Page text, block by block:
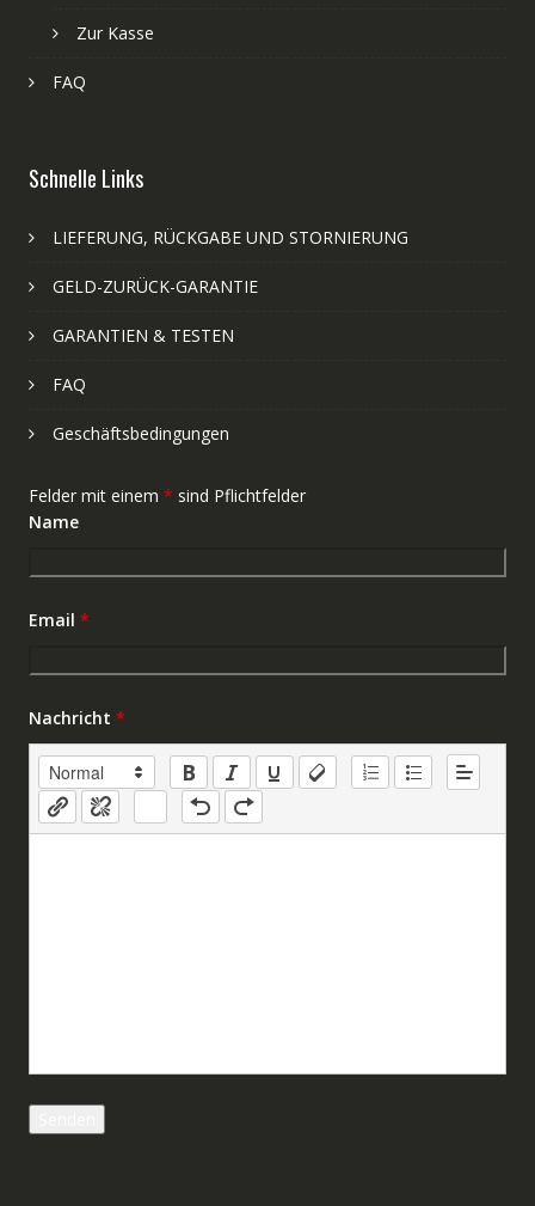
Zur Kasse
FAQ
Schnelle Links
LIEFERUNG, RÜCKGABE UND STORNIERUNG
GELD-ZURÜCK-GARANTIE
GARANTIEN & TESTEN
FAQ
Geschäftsbedingungen
Felder mit einem * sind Pflichtfelder
Name
Email *
Nachricht *